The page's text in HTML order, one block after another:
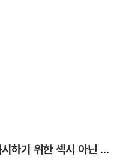
[TF인터뷰] 키스오브라이프 "과시하기 위한 섹시 아닌 당당함"